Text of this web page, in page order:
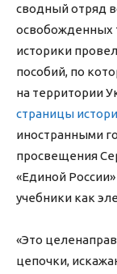
сводный отряд
освобожденных
историки
пособий, по
на территории
страницы
иностранными
просвещения
«Единой
учебники как
«Это
цепочки,